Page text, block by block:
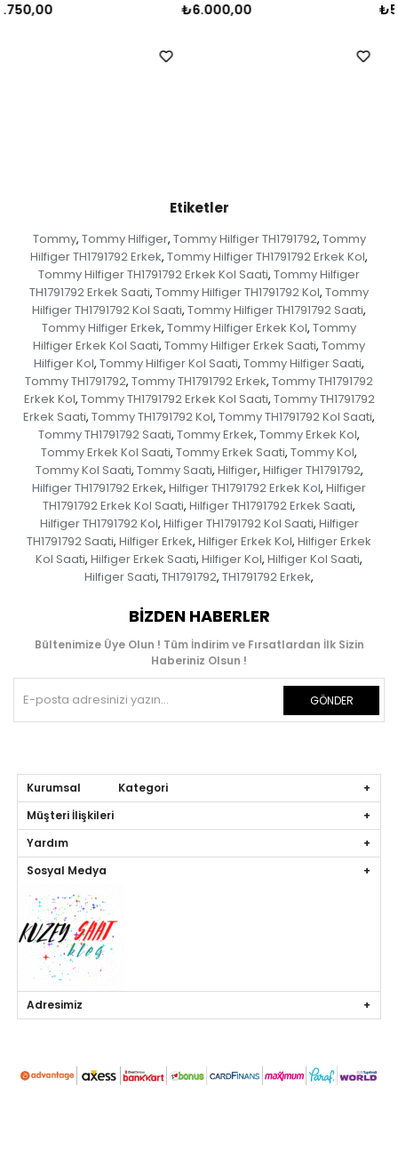
₺6.000,00 ₺5.400,00
Etiketler
Tommy, Tommy Hilfiger, Tommy Hilfiger TH1791792, Tommy
Hilfiger TH1791792 Erkek, Tommy Hilfiger TH1791792 Erkek Kol,
Tommy Hilfiger TH1791792 Erkek Kol Saati, Tommy Hilfiger
TH1791792 Erkek Saati, Tommy Hilfiger TH1791792 Kol, Tommy
Hilfiger TH1791792 Kol Saati, Tommy Hilfiger TH1791792 Saati,
Tommy Hilfiger Erkek, Tommy Hilfiger Erkek Kol, Tommy
Hilfiger Erkek Kol Saati, Tommy Hilfiger Erkek Saati, Tommy
Hilfiger Kol, Tommy Hilfiger Kol Saati, Tommy Hilfiger Saati,
Tommy TH1791792, Tommy TH1791792 Erkek, Tommy TH1791792
Erkek Kol, Tommy TH1791792 Erkek Kol Saati, Tommy TH1791792
Erkek Saati, Tommy TH1791792 Kol, Tommy TH1791792 Kol Saati,
Tommy TH1791792 Saati, Tommy Erkek, Tommy Erkek Kol,
Tommy Erkek Kol Saati, Tommy Erkek Saati, Tommy Kol,
Tommy Kol Saati, Tommy Saati, Hilfiger, Hilfiger TH1791792,
Hilfiger TH1791792 Erkek, Hilfiger TH1791792 Erkek Kol, Hilfiger
TH1791792 Erkek Kol Saati, Hilfiger TH1791792 Erkek Saati,
Hilfiger TH1791792 Kol, Hilfiger TH1791792 Kol Saati, Hilfiger
TH1791792 Saati, Hilfiger Erkek, Hilfiger Erkek Kol, Hilfiger Erkek
Kol Saati, Hilfiger Erkek Saati, Hilfiger Kol, Hilfiger Kol Saati,
Hilfiger Saati, TH1791792, TH1791792 Erkek,
BIZDEN HABERLER
Bültenimize Üye Olun ! Tüm İndirim ve Fırsatlardan İlk Sizin
Haberiniz Olsun !
GÖNDER
Kurumsal Kategori
Müşteri İlişkileri
Yardım
Sosyal Medya
Adresimiz